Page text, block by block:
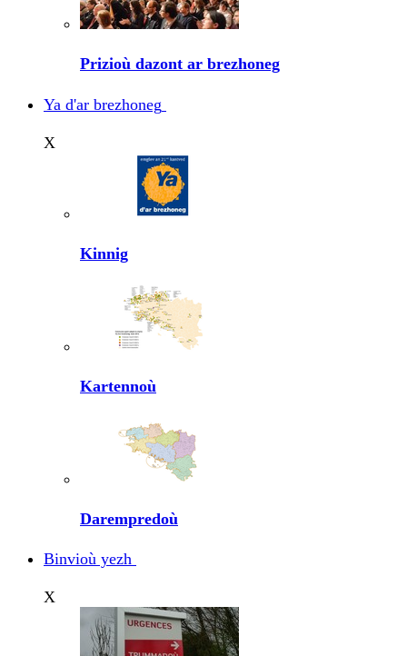
Prizioù dazont ar brezhoneg
Ya d'ar brezhoneg
X
Kinnig
Kartennoù
Darempredoù
Binvioù yezh
X